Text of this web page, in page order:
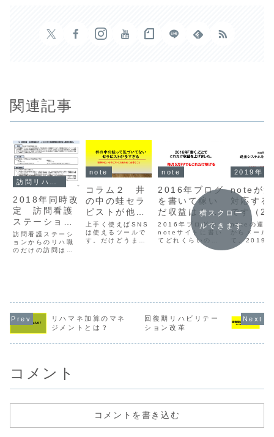
関連記事
2018年同時改
定 訪問看護
ステーション
からのリハ職
の訪問と看護
師との連携に
訪問看護ステーシ
ョンからのリハ職
のだけの訪問は認
note
コラム２ 井
の中の蛙セラ
ピストが他の
世界を知るた
めのSNSの活
用
上手く使えばSNS
は使えるツールで
す。だけどうまく
note
2016年ブログ
を書いて稼い
だ収益はこん
な感じ
2016年ブログや
noteサイトに書い
てどれくらいの稼
ぎになったのかっ
2019年
noteが
対応する
です（
11月14
noteの運営
からメール
て、2019
ごろから
横スクロー
ルできます
リハマネ加算のマネ
ジメントとは？
回復期リハビリテー
ション改革
コメント
コメントを書き込む